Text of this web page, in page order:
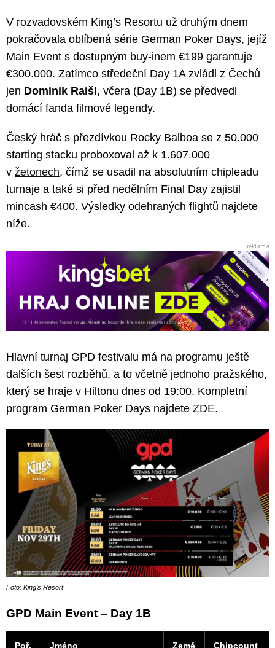
V rozvadovském King’s Resortu už druhým dnem
pokračovala oblíbená série German Poker Days, jejíž
Main Event s dostupným buy-inem €199 garantuje
€300.000. Zatímco středeční Day 1A zvládl z Čechů
jen Dominik Raišl, včera (Day 1B) se předvedl
domácí fanda filmové legendy.
Český hráč s přezdívkou Rocky Balboa se z 50.000
starting stacku proboxoval až k 1.607.000
v žetonech, čímž se usadil na absolutním chipleadu
turnaje a také si před nedělním Final Day zajistil
mincash €400. Výsledky odehraných flightů najdete
níže.
Hlavní turnaj GPD festivalu má na programu ještě
dalších šest rozběhů, a to včetně jednoho pražského,
který se hraje v Hiltonu dnes od 19:00. Kompletní
program German Poker Days najdete ZDE.
Foto: King’s Resort
GPD Main Event – Day 1B
Poř. Jméno Země Chipcount